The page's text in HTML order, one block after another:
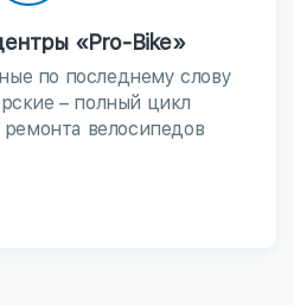
«Pro-Bike»
по последнему слову
– полный цикл
велосипедов